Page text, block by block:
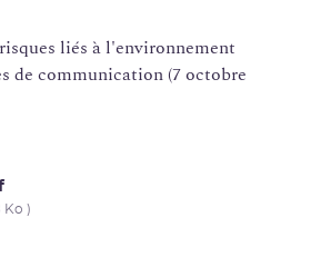
liés à l'environnement
de communication (7 octobre
Ko )